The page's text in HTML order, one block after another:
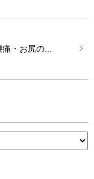
痛・お尻の...